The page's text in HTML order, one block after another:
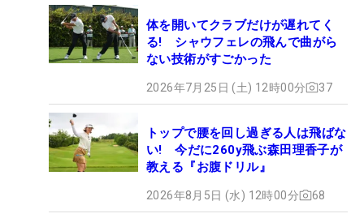
体を開いてクラブだけが遅れてく
る! シャウフェレの飛んで曲がら
ない技術がすごかった
2026年7月25日 (土) 12時00分 37
トップで腰を回し過ぎる人は飛ばな
い! 今だに260y飛ぶ森田理香子が
教える『お腹ドリル』
2026年8月5日 (水) 12時00分 68